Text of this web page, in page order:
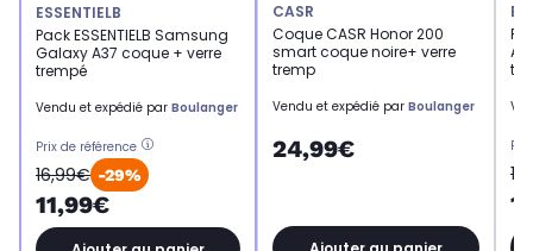
ESSENTIELB
Pack ESSENTIELB Samsung
Galaxy A37 coque + verre
trempé
Vendu et expédié par Boulanger
Prix de référence
16,99€ -29%
11,99€
CASR
Coque CASR Honor 200
smart coque noire+ verre
tremp
Vendu et expédié par Boulanger
24,99€